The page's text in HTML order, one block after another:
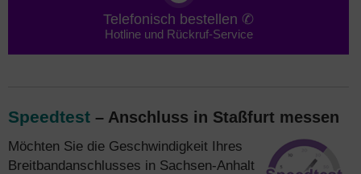
Telefonisch bestellen ✆
Hotline und Rückruf-Service
Speedtest – Anschluss in Staßfurt messen
Möchten Sie die Geschwindigkeit Ihres
Breitbandanschlusses in Sachsen-Anhalt